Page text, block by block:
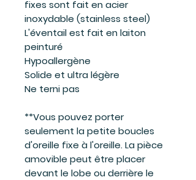
fixes sont fait en acier
inoxydable (stainless steel)
L'éventail est fait en laiton
peinturé
Hypoallergène
Solide et ultra légère
Ne terni pas
**Vous pouvez porter
seulement la petite boucles
d'oreille fixe à l'oreille. La pièce
amovible peut être placer
devant le lobe ou derrière le